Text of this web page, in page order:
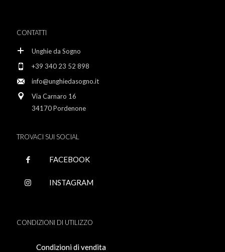
CONTATTI
Unghie da Sogno
+39 340 23 52 898
info@unghiedasogno.it
Via Carnaro 16
34170 Pordenone
TROVACI SUI SOCIAL
FACEBOOK
INSTAGRAM
CONDIZIONI DI UTILIZZO
Condizioni di vendita